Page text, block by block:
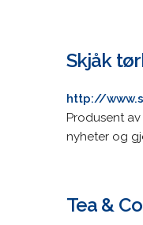
Skjåk
http://
Produsent
nyheter og
Tea &